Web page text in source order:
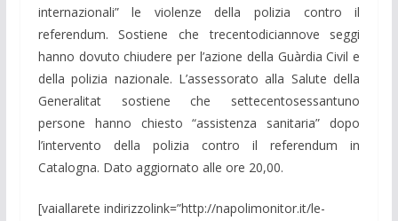
internazionali” le violenze della polizia contro il
referendum. Sostiene che trecentodiciannove seggi
hanno dovuto chiudere per l’azione della Guàrdia Civil e
della polizia nazionale. L’assessorato alla Salute della
Generalitat sostiene che settecentosessantuno
persone hanno chiesto “assistenza sanitaria” dopo
l’intervento della polizia contro il referendum in
Catalogna. Dato aggiornato alle ore 20,00.
[vaiallarete indirizzolink=”http://napolimonitor.it/le-